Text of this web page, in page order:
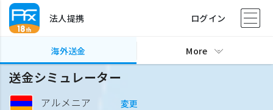
法人提携 ログイン
海外送金 More
送金シミュレーター
アルメニア 変更